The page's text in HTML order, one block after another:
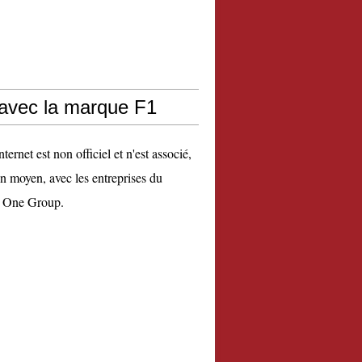
la marque F1
est non officiel et n'est associé,
moyen, avec les entreprises du
Group.